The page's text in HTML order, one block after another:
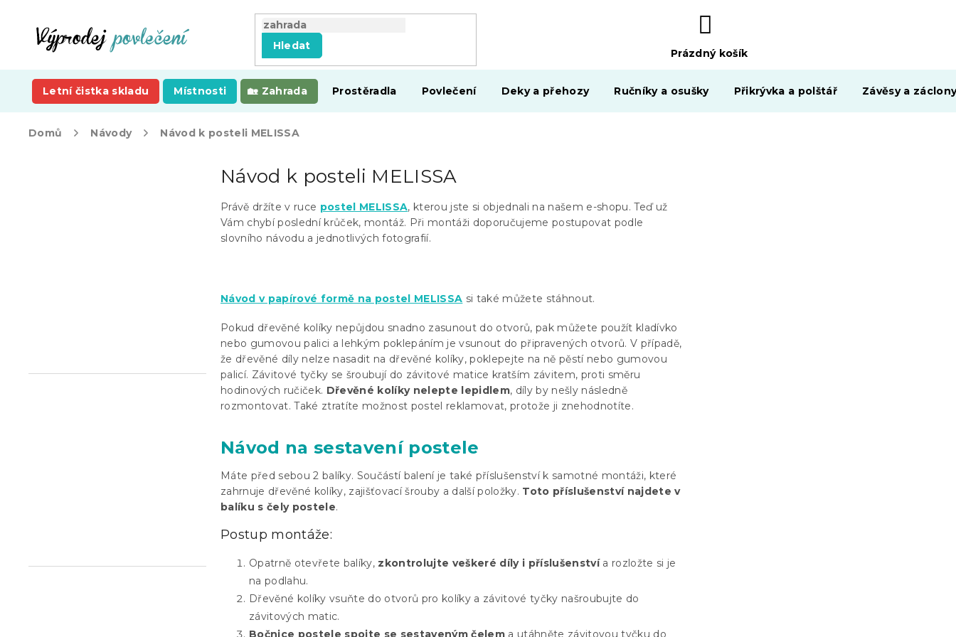
Hledat
NÁKUPNÍ
KOŠÍK
Prázdný košík
Letní čistka skladu Místnosti Zahrada Prostěradla Povlečení Deky a přehozy Ručníky a osušky Přikrývka a polštář Závěsy a
Domů Návody Návod k posteli MELISSA
Návod k posteli MELISSA
Právě držíte v ruce postel MELISSA, kterou jste si objednali na našem e-shopu. Teď už
Vám chybí poslední krůček, montáž. Při montáži doporučujeme postupovat podle
slovního návodu a jednotlivých fotografií.
Návod v papírové formě na postel MELISSA si také můžete stáhnout.
Pokud dřevěné kolíky nepůjdou snadno zasunout do otvorů, pak můžete použít kladívko
nebo gumovou palici a lehkým poklepáním je vsunout do připravených otvorů. V případě,
že dřevěné díly nelze nasadit na dřevěné kolíky, poklepejte na ně pěstí nebo gumovou
palicí. Závitové tyčky se šroubují do závitové matice kratším závitem, proti směru
hodinových ručiček. Dřevěné kolíky nelepte lepidlem, díly by nešly následně
rozmontovat. Také ztratíte možnost postel reklamovat, protože ji znehodnotíte.
Návod na sestavení postele
Máte před sebou 2 balíky. Součástí balení je také příslušenství k samotné montáži, které
zahrnuje dřevěné kolíky, zajišťovací šrouby a další položky. Toto příslušenství najdete v
balíku s čely postele.
Postup montáže:
Opatrně otevřete balíky, zkontrolujte veškeré díly i příslušenstvía rozložte si je
na podlahu.
Dřevěné kolíky vsuňte do otvorů pro kolíky a závitové tyčky našroubujte do
závitových matic.
Bočnice postele spojte se sestaveným čelem a utáhněte závitovou tyčku do